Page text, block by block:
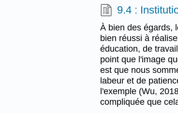
9.4 :
À bien des égards,
bien réussi à
éducation, de
point que l'image
est que nous
labeur et de
l'exemple (Wu,
compliquée que